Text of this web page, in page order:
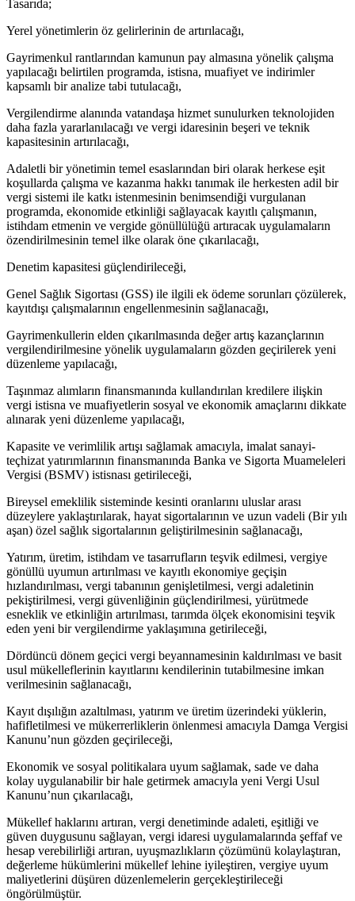
Tasarıda;
Yerel yönetimlerin öz gelirlerinin de artırılacağı,
Gayrimenkul rantlarından kamunun pay almasına yönelik çalışma
yapılacağı belirtilen programda, istisna, muafiyet ve indirimler
kapsamlı bir analize tabi tutulacağı,
Vergilendirme alanında vatandaşa hizmet sunulurken teknolojiden
daha fazla yararlanılacağı ve vergi idaresinin beşeri ve teknik
kapasitesinin artırılacağı,
Adaletli bir yönetimin temel esaslarından biri olarak herkese eşit
koşullarda çalışma ve kazanma hakkı tanımak ile herkesten adil bir
vergi sistemi ile katkı istenmesinin benimsendiği vurgulanan
programda, ekonomide etkinliği sağlayacak kayıtlı çalışmanın,
istihdam etmenin ve vergide gönüllülüğü artıracak uygulamaların
özendirilmesinin temel ilke olarak öne çıkarılacağı,
Denetim kapasitesi güçlendirileceği,
Genel Sağlık Sigortası (GSS) ile ilgili ek ödeme sorunları çözülerek,
kayıtdışı çalışmalarının engellenmesinin sağlanacağı,
Gayrimenkullerin elden çıkarılmasında değer artış kazançlarının
vergilendirilmesine yönelik uygulamaların gözden geçirilerek yeni
düzenleme yapılacağı,
Taşınmaz alımların finansmanında kullandırılan kredilere ilişkin
vergi istisna ve muafiyetlerin sosyal ve ekonomik amaçlarını dikkate
alınarak yeni düzenleme yapılacağı,
Kapasite ve verimlilik artışı sağlamak amacıyla, imalat sanayi-
teçhizat yatırımlarının finansmanında Banka ve Sigorta Muameleleri
Vergisi (BSMV) istisnası getirileceği,
Bireysel emeklilik sisteminde kesinti oranlarını uluslar arası
düzeylere yaklaştırılarak, hayat sigortalarının ve uzun vadeli (Bir yılı
aşan) özel sağlık sigortalarının geliştirilmesinin sağlanacağı,
Yatırım, üretim, istihdam ve tasarrufların teşvik edilmesi, vergiye
gönüllü uyumun artırılması ve kayıtlı ekonomiye geçişin
hızlandırılması, vergi tabanının genişletilmesi, vergi adaletinin
pekiştirilmesi, vergi güvenliğinin güçlendirilmesi, yürütmede
esneklik ve etkinliğin artırılması, tarımda ölçek ekonomisini teşvik
eden yeni bir vergilendirme yaklaşımına getirileceği,
Dördüncü dönem geçici vergi beyannamesinin kaldırılması ve basit
usul mükelleflerinin kayıtlarını kendilerinin tutabilmesine imkan
verilmesinin sağlanacağı,
Kayıt dışılığın azaltılması, yatırım ve üretim üzerindeki yüklerin,
hafifletilmesi ve mükerrerliklerin önlenmesi amacıyla Damga Vergisi
Kanunu’nun gözden geçirileceği,
Ekonomik ve sosyal politikalara uyum sağlamak, sade ve daha
kolay uygulanabilir bir hale getirmek amacıyla yeni Vergi Usul
Kanunu’nun çıkarılacağı,
Mükellef haklarını artıran, vergi denetiminde adaleti, eşitliği ve
güven duygusunu sağlayan, vergi idaresi uygulamalarında şeffaf ve
hesap verebilirliği artıran, uyuşmazlıkların çözümünü kolaylaştıran,
değerleme hükümlerini mükellef lehine iyileştiren, vergiye uyum
maliyetlerini düşüren düzenlemelerin gerçekleştirileceği
öngörülmüştür.